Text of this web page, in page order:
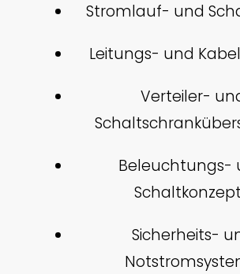
Stromlauf- und
Leitungs- und
Verteiler-
Beleuchtungs-
Sicherheits-